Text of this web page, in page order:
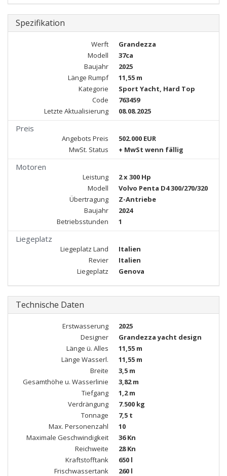
Spezifikation
Werft
Grandezza
Modell
37ca
Baujahr
2025
Länge Rumpf
11,55 m
Kategorie
Sport Yacht, Hard Top
Code
763459
Letzte Aktualisierung
08.08.2025
Preis
Angebots Preis
502.000 EUR
MwSt. Status
+ MwSt wenn fällig
Motoren
Leistung
2 x 300 Hp
Modell
Volvo Penta D4 300/270/320
Übertragung
Z-Antriebe
Baujahr
2024
Betriebsstunden
1
Liegeplatz
Liegeplatz Land
Italien
Revier
Italien
Liegeplatz
Genova
Technische Daten
Erstwasserung
2025
Designer
Grandezza yacht design
Länge ü. Alles
11,55 m
Länge Wasserl.
11,55 m
Breite
3,5 m
Gesamthöhe u. Wasserlinie
3,82 m
Tiefgang
1,2 m
Verdrängung
7.500 kg
Tonnage
7,5 t
Max. Personenzahl
10
Maximale Geschwindigkeit
36 Kn
Reichweite
28 Kn
Kraftstofftank
650 l
Frischwassertank
260 l